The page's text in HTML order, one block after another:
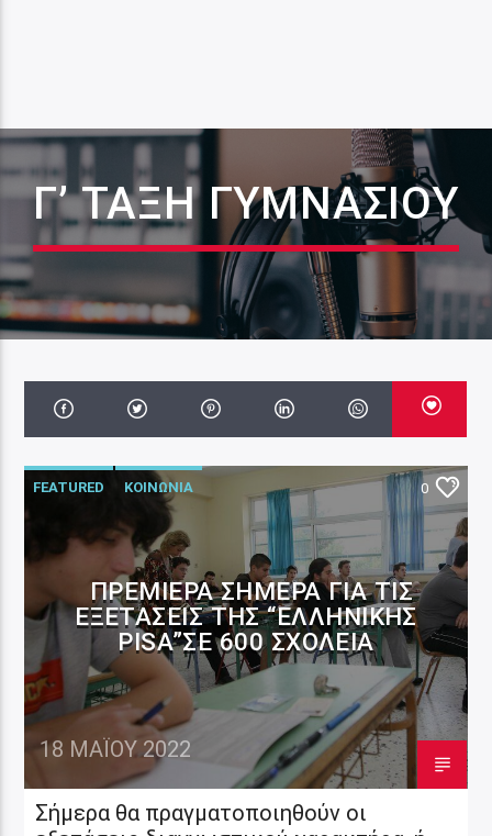
Γ’ ΤΆΞΗ ΓΥΜΝΑΣΊΟΥ
FEATURED ΚΟΙΝΩΝΙΑ 0
ΠΡΕΜΙΈΡΑ ΣΉΜΕΡΑ ΓΙΑ ΤΙΣ
ΕΞΕΤΆΣΕΙΣ ΤΗΣ “ΕΛΛΗΝΙΚΉΣ
PISA”ΣΕ 600 ΣΧΟΛΕΊΑ
18 ΜΑΪ́ΟΥ 2022
Σήμερα θα πραγματοποιηθούν οι